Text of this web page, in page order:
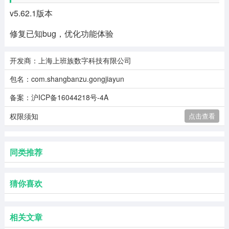
v5.62.1版本
修复已知bug，优化功能体验
开发商：上海上班族数字科技有限公司
包名：com.shangbanzu.gongjiayun
备案：沪ICP备16044218号-4A
权限须知
点击查看
同类推荐
猜你喜欢
相关文章